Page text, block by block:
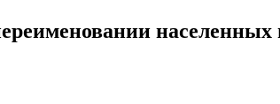
населенных